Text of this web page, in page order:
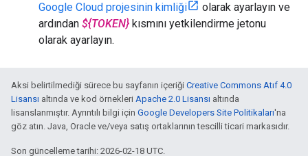
Google Cloud projesinin kimliği
olarak ayarlayın ve
ardından ${TOKEN} kısmını yetkilendirme jetonu
olarak ayarlayın.
Aksi belirtilmediği sürece bu sayfanın içeriği Creative Commons Atıf 4.0
Lisansı altında ve kod örnekleri Apache 2.0 Lisansı altında
lisanslanmıştır. Ayrıntılı bilgi için Google Developers Site Politikaları'na
göz atın. Java, Oracle ve/veya satış ortaklarının tescilli ticari markasıdır.
Son güncelleme tarihi: 2026-02-18 UTC.